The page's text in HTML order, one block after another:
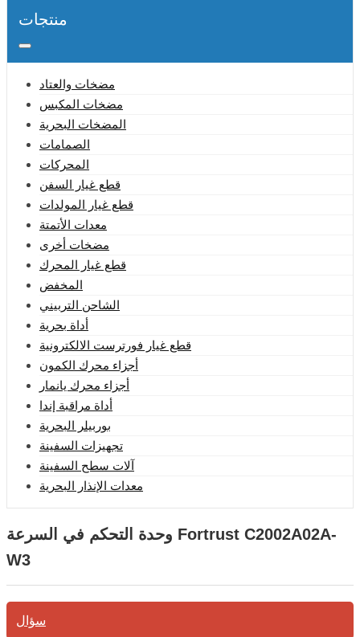
منتجات
مضخات والعتاد
مضخات المكبس
المضخات البحرية
الصمامات
المحركات
قطع غيار السفن
قطع غيار المولدات
معدات الأتمتة
مضخات أخرى
قطع غيار المحرك
المخفض
الشاحن التربيني
أداة بحرية
قطع غيار فورترست الالكترونية
أجزاء محرك الكمون
أجزاء محرك يانمار
أداة مراقبة إندا
بوربيلر البحرية
تجهيزات السفينة
آلات سطح السفينة
معدات الإنذار البحرية
وحدة التحكم في السرعة Fortrust C2002A02A-
W3
سؤال